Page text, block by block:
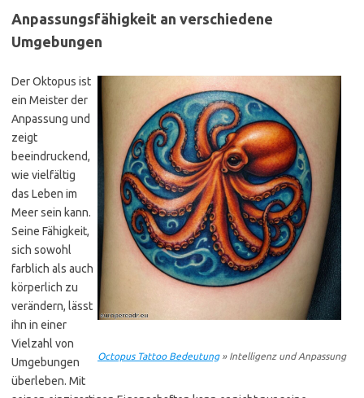
Anpassungsfähigkeit an verschiedene
Umgebungen
Octopus Tattoo Bedeutung» Intelligenz und Anpassung
Der Oktopus ist
ein Meister der
Anpassung und
zeigt
beeindruckend,
wie vielfältig
das Leben im
Meer sein kann.
Seine Fähigkeit,
sich sowohl
farblich als auch
körperlich zu
verändern, lässt
ihn in einer
Vielzahl von
Umgebungen
überleben. Mit